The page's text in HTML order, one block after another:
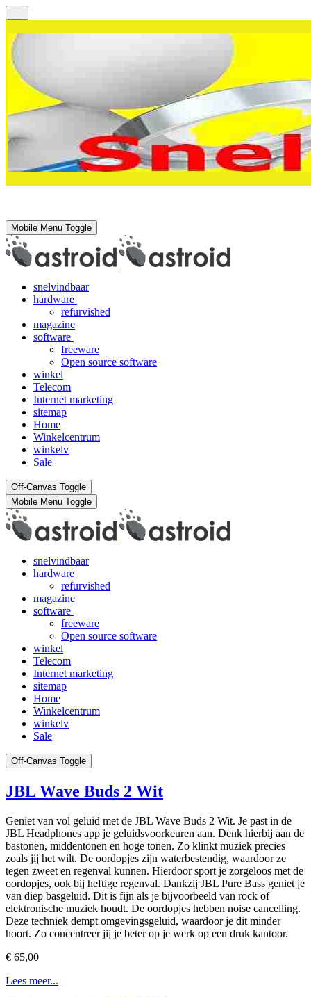
Mobile Menu Toggle
snelvindbaar
hardware
refurvished
magazine
software
freeware
Open source software
winkel
Telecom
Internet marketing
sitemap
Home
Winkelcentrum
winkelv
Sale
Off-Canvas Toggle
Mobile Menu Toggle
snelvindbaar
hardware
refurvished
magazine
software
freeware
Open source software
winkel
Telecom
Internet marketing
sitemap
Home
Winkelcentrum
winkelv
Sale
Off-Canvas Toggle
JBL Wave Buds 2 Wit
Geniet van vol geluid met de JBL Wave Buds 2 Wit. Je past in de
JBL Headphones app je geluidsvoorkeuren aan. Denk hierbij aan de
bastonen, middentonen en hoge tonen. Zo klinkt muziek precies
zoals jij het wilt. De oordopjes zijn waterbestendig, waardoor ze
tegen zweet en regenval kunnen. Hierdoor sport je zorgeloos met de
oordopjes, ook bij heftige regenval. Dankzij JBL Pure Bass geniet je
van diep basgeluid. Dit is fijn als je bijvoorbeeld van rock of
elektronische muziek houdt. De oordopjes hebben noise cancelling.
Deze techniek dempt omgevingsgeluid, waardoor je dit minder
hoort. Zo concentreer jij je beter op je werk op een druk kantoor.
€ 65,00
Lees meer...